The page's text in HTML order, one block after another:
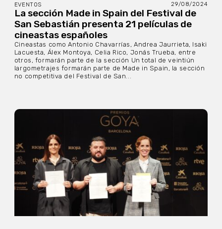
EVENTOS 29/08/2024
La sección Made in Spain del Festival de
San Sebastián presenta 21 películas de
cineastas españoles
Cineastas como Antonio Chavarrías, Andrea Jaurrieta, Isaki
Lacuesta, Álex Montoya, Celia Rico, Jonás Trueba, entre
otros, formarán parte de la sección Un total de veintiún
largometrajes formarán parte de Made in Spain, la sección
no competitiva del Festival de San...